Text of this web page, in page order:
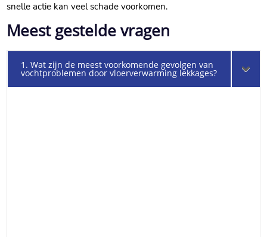
snelle actie kan veel schade voorkomen.​
Meest gestelde vragen
1. Wat zijn de meest voorkomende gevolgen van
vochtproblemen door vloerverwarming lekkages?